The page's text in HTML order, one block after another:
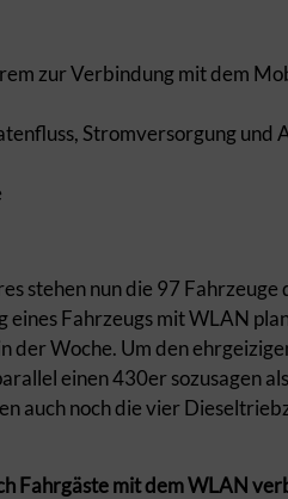
zur Verbindung mit dem
Stromversorgung und
stehen nun die 97
eines Fahrzeugs mit WLAN
der Woche. Um den
einen 430er sozusagen
auch noch die vier
Fahrgäste mit dem WLAN